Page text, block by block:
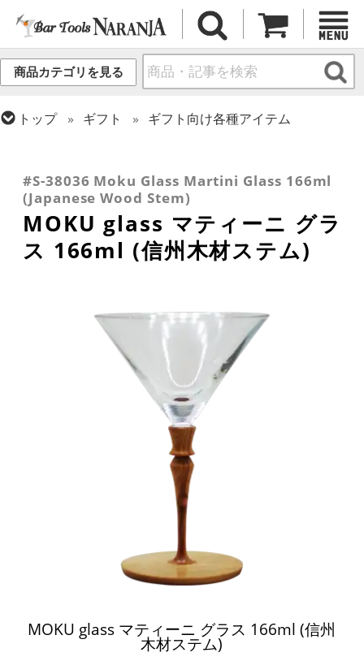
商品カテゴリを見る
トップ ギフト
ギフト向け各種アイテム
カクテルグラス (140ml~199ml)
#S-38036 Moku Glass Martini Glass 166ml
(Japanese Wood Stem)
MOKU glass マティーニ グラ
ス 166ml (信州木材ステム)
MOKU glass マティーニ グラス 166ml (信州
木材ステム)